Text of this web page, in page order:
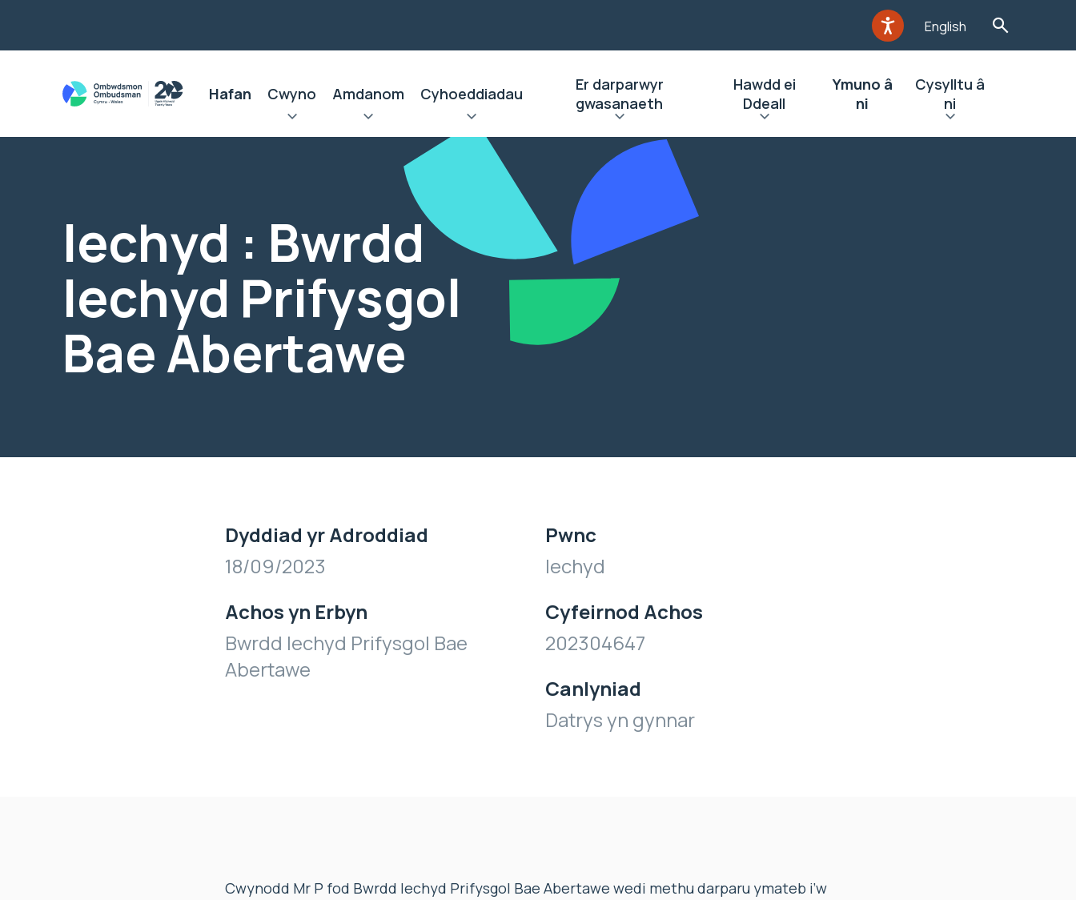
English
Hafan Cwyno Amdanom Cyhoeddiadau
Er darparwyr
gwasanaeth
Hawdd ei
Ddeall
Ymuno â
ni
Cysylltu â
ni
Iechyd : Bwrdd
Iechyd Prifysgol
Bae Abertawe
Dyddiad yr Adroddiad
18/09/2023
Achos yn Erbyn
Bwrdd Iechyd Prifysgol Bae
Abertawe
Pwnc
Iechyd
Cyfeirnod Achos
202304647
Canlyniad
Datrys yn gynnar
Cwynodd Mr P fod Bwrdd Iechyd Prifysgol Bae Abertawe wedi methu darparu ymateb i’w